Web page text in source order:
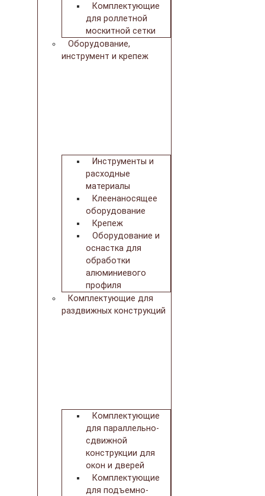
Комплектующие
для роллетной
москитной сетки
Оборудование,
инструмент и крепеж
Инструменты и
расходные
материалы
Клеенаносящее
оборудование
Крепеж
Оборудование и
оснастка для
обработки
алюминиевого
профиля
Комплектующие для
раздвижных конструкций
Комплектующие
для параллельно-
сдвижной
конструкции для
окон и дверей
Комплектующие
для подъемно-